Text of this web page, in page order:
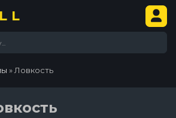
» Ловкость